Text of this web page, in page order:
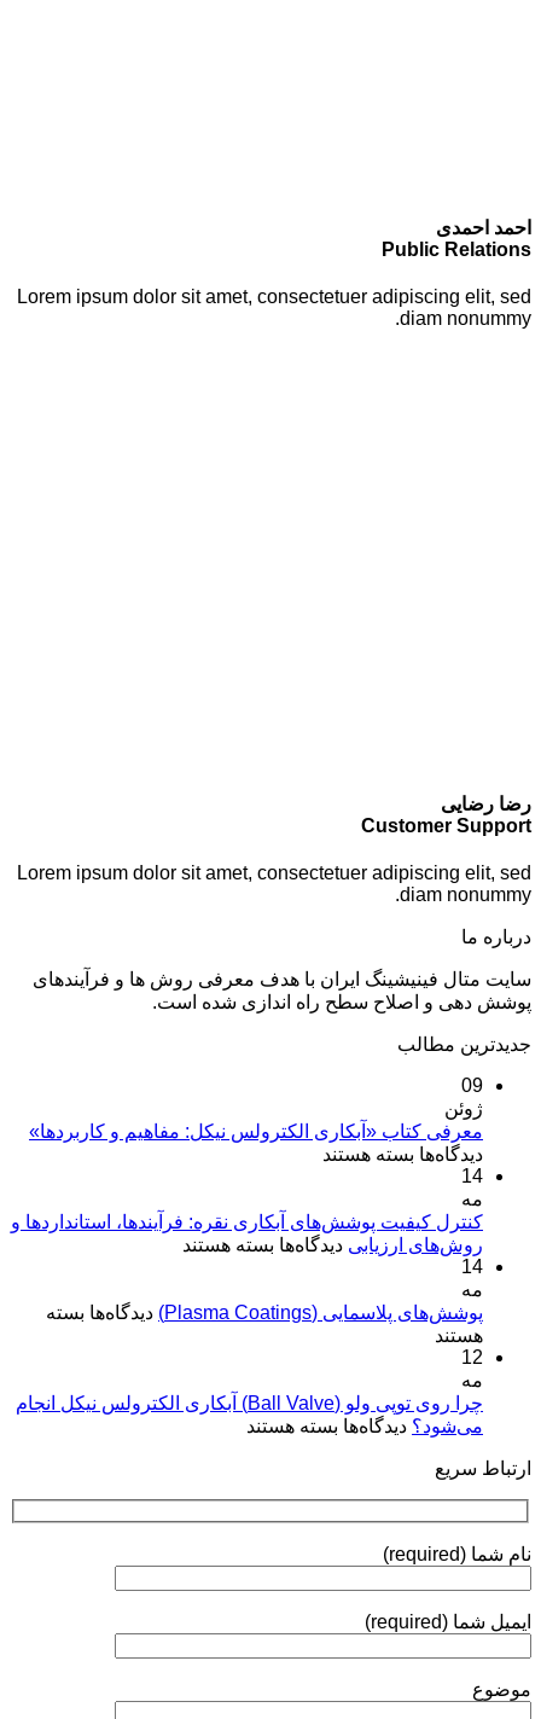
احمد احمدی
Public Relations
Lorem ipsum dolor sit amet, consectetuer adipiscing elit, sed
diam nonummy.
رضا رضایی
Customer Support
Lorem ipsum dolor sit amet, consectetuer adipiscing elit, sed
diam nonummy.
درباره ما
سایت متال فینیشینگ ایران با هدف معرفی روش ها و فرآیندهای
پوشش دهی و اصلاح سطح راه اندازی شده است.
جدیدترین مطالب
09
ژوئن
معرفی کتاب «آبکاری الکترولس نیکل: مفاهیم و کاربردها»
دیدگاه‌ها برای
«آبکاری
الکترولس
و
بسته هستند
14
مه
کنترل کیفیت پوشش‌های آبکاری نقره: فرآیندها، استانداردها و
روش‌های ارزیابی دیدگاه‌ها برای
پوشش‌های
استانداردها
و
بسته هستند
14
مه
پوشش‌های پلاسمایی (Plasma Coatings)
دیدگاه‌ها برای
Coatings)
بسته
هستند
12
مه
چرا روی توپی‌ ولو (Ball Valve) آبکاری الکترولس نیکل انجام
می‌شود؟ دیدگاه‌ها برای
ولو
نیکل
بسته هستند
ارتباط سریع
نام شما (required)
ایمیل شما (required)
موضوع